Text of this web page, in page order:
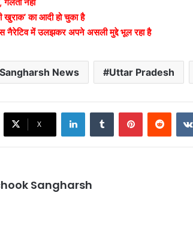
खुराक’ का आदी हो चुका है
नैरेटिव में उलझकर अपने असली मुद्दे भूल रहा है
News Uttar Pradesh
X
LinkedInTumblr Pinterest
Sangharsh